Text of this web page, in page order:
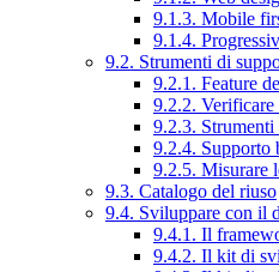
9.1.3. Mobile
9.1.4.
9.2. Strumenti di
9.2.1. Feature
9.2.2.
9.2.3. Strumenti
9.2.4. Supporto
9.2.5. Misurare
9.3. Catalogo del riuso
9.4. Sviluppare con il
9.4.1. Il
9.4.2. Il kit di